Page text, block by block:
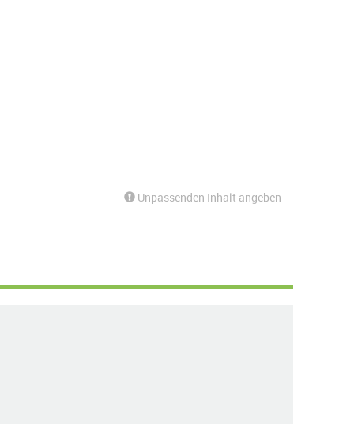
Unpassenden Inhalt angeben